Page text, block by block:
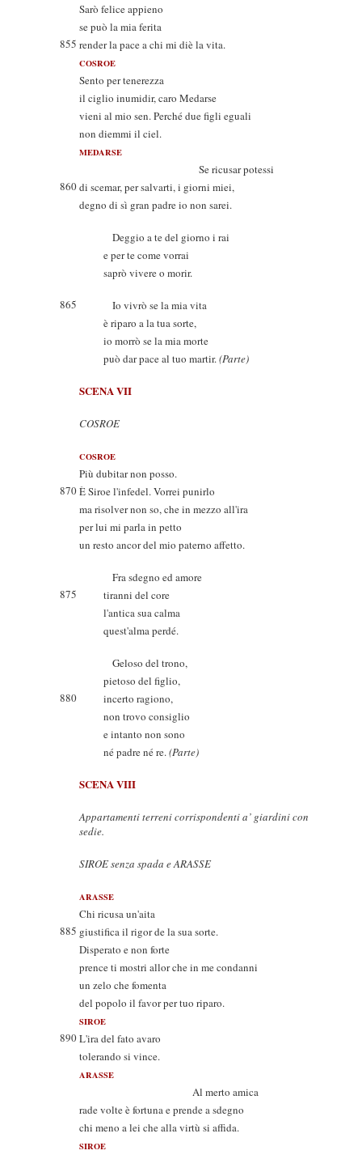
Sarò felice appieno
se può la mia ferita
855 render la pace a chi mi diè la vita.
COSROE
Sento per tenerezza
il ciglio inumidir, caro Medarse
vieni al mio sen. Perché due figli eguali
non diemmi il ciel.
MEDARSE
Se ricusar potessi
860di scemar, per salvarti, i giorni miei,
degno di sì gran padre io non sarei.
Deggio a te del giorno i rai
e per te come vorrai
saprò vivere o morir.
865
Io vivrò se la mia vita
è riparo a la tua sorte,
io morrò se la mia morte
può dar pace al tuo martir.(Parte)
SCENA VII
COSROE
COSROE
Più dubitar non posso.
870È Siroe l'infedel. Vorrei punirlo
ma risolver non so, che in mezzo all'ira
per lui mi parla in petto
un resto ancor del mio paterno affetto.
Fra sdegno ed amore
875
tiranni del core
l'antica sua calma
quest'alma perdé.
Geloso del trono,
pietoso del figlio,
880
incerto ragiono,
non trovo consiglio
e intanto non sono
né padre né re.(Parte)
SCENA VIII
Appartamenti terreni corrispondenti a’ giardini con
sedie.
SIROE senza spada e ARASSE
ARASSE
Chi ricusa un'aita
885 giustifica il rigor de la sua sorte.
Disperato e non forte
prence ti mostri allor che in me condanni
un zelo che fomenta
del popolo il favor per tuo riparo.
SIROE
890L'ira del fato avaro
tolerando si vince.
ARASSE
Al merto amica
rade volte è fortuna e prende a sdegno
chi meno a lei che alla virtù si affida.
SIROE